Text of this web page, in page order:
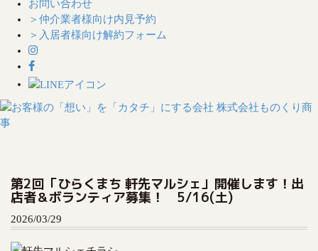
お問い合わせ
＞仲介業者様向け内見予約
＞入居者様向け解約フォーム
第2回「ひらくまち 軒先マルシェ」開催します！出
店者＆ボランティア募集！ 5/16(土)
2026/03/29